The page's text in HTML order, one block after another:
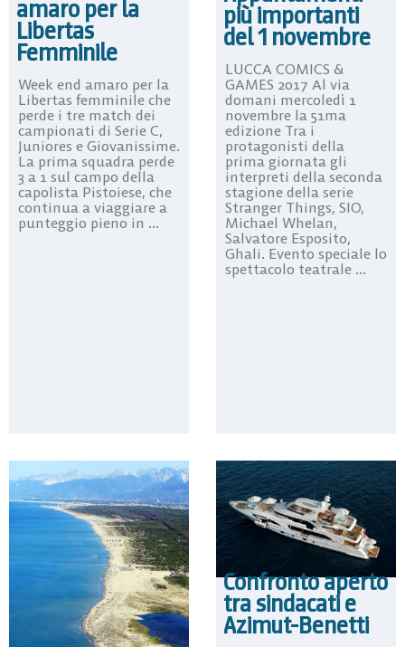
amaro per la
Libertas
Femminile
Week end amaro per la
Libertas femminile che
perde i tre match dei
campionati di Serie C,
Juniores e Giovanissime.
La prima squadra perde
3 a 1 sul campo della
capolista Pistoiese, che
continua a viaggiare a
punteggio pieno in ...
più importanti
del 1 novembre
LUCCA COMICS &
GAMES 2017 Al via
domani mercoledì 1
novembre la 51ma
edizione Tra i
protagonisti della
prima giornata gli
interpreti della seconda
stagione della serie
Stranger Things, SIO,
Michael Whelan,
Salvatore Esposito,
Ghali. Evento speciale lo
spettacolo teatrale ...
Confronto aperto
tra sindacati e
Azimut-Benetti